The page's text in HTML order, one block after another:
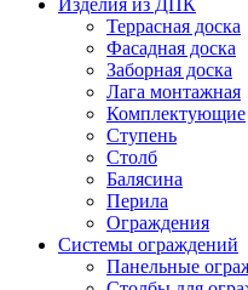
Изделия из ДПК
Террасная доска
Фасадная доска
Заборная доска
Лага монтажная
Комплектующие
Ступень
Столб
Балясина
Перила
Ограждения
Системы ограждений
Панельные